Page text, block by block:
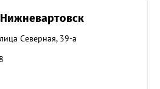
Северная, 39-а